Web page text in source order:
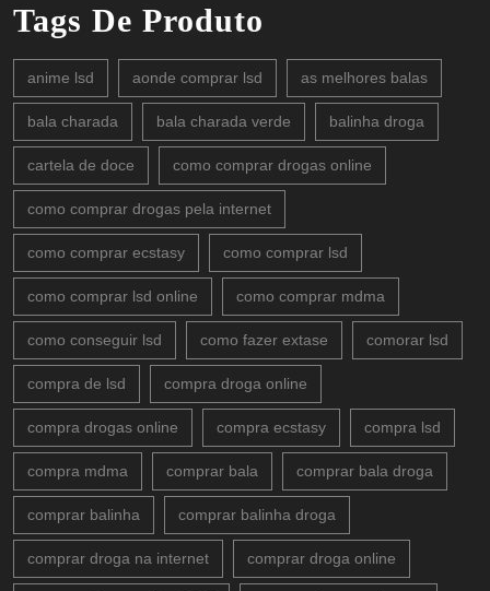
Tags De Produto
anime lsd aonde comprar lsd as melhores balas
bala charada bala charada verde balinha droga
cartela de doce como comprar drogas online
como comprar drogas pela internet
como comprar ecstasy como comprar lsd
como comprar lsd online como comprar mdma
como conseguir lsd como fazer extase comorar lsd
compra de lsd compra droga online
compra drogas online compra ecstasy compra lsd
compra mdma comprar bala comprar bala droga
comprar balinha comprar balinha droga
comprar droga na internet comprar droga online